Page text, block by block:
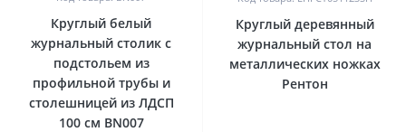
Круглый белый
журнальный столик с
подстольем из
профильной трубы и
столешницей из ЛДСП
100 см BN007
Круглый деревянный
журнальный стол на
металлических ножках
Рентон